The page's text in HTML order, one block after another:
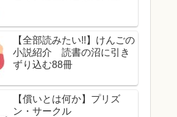
【全部読みたい!!】けんごの
小説紹介 読書の沼に引き
ずり込む88冊
【償いとは何か】プリズ
ン・サークル